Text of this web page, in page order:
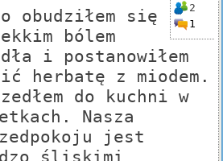
2
1
obudziłem się
bólem
i postanowiłem
herbatę z miodem.
do kuchni w
Nasza
jest
śliskimi